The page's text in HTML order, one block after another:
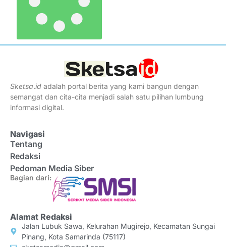
Sketsa.id adalah portal berita yang kami bangun dengan
semangat dan cita-cita menjadi salah satu pilihan lumbung
informasi digital.
Navigasi
Tentang
Redaksi
Pedoman Media Siber
Bagian dari:
Alamat Redaksi
Jalan Lubuk Sawa, Kelurahan Mugirejo, Kecamatan Sungai
Pinang, Kota Samarinda (75117)